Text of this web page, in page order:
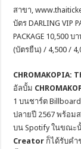
สาขา,
บัตร DARLING VIP
PACKAGE 10,500
(บัตรยืน) / 4,500 /
CHROMAKOPIA:
อัลบั้ม
1 บนชาร์ต
ปลายปี 2567 พร้อม
บน Spotify ในขณะ
Creator ก็ได้รับคำ